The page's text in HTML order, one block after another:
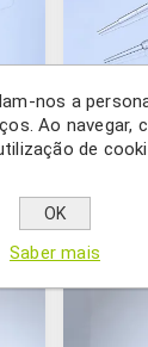
Pipetas
DNase/
nos a
Ao navegar,
de
OK
Saber mais